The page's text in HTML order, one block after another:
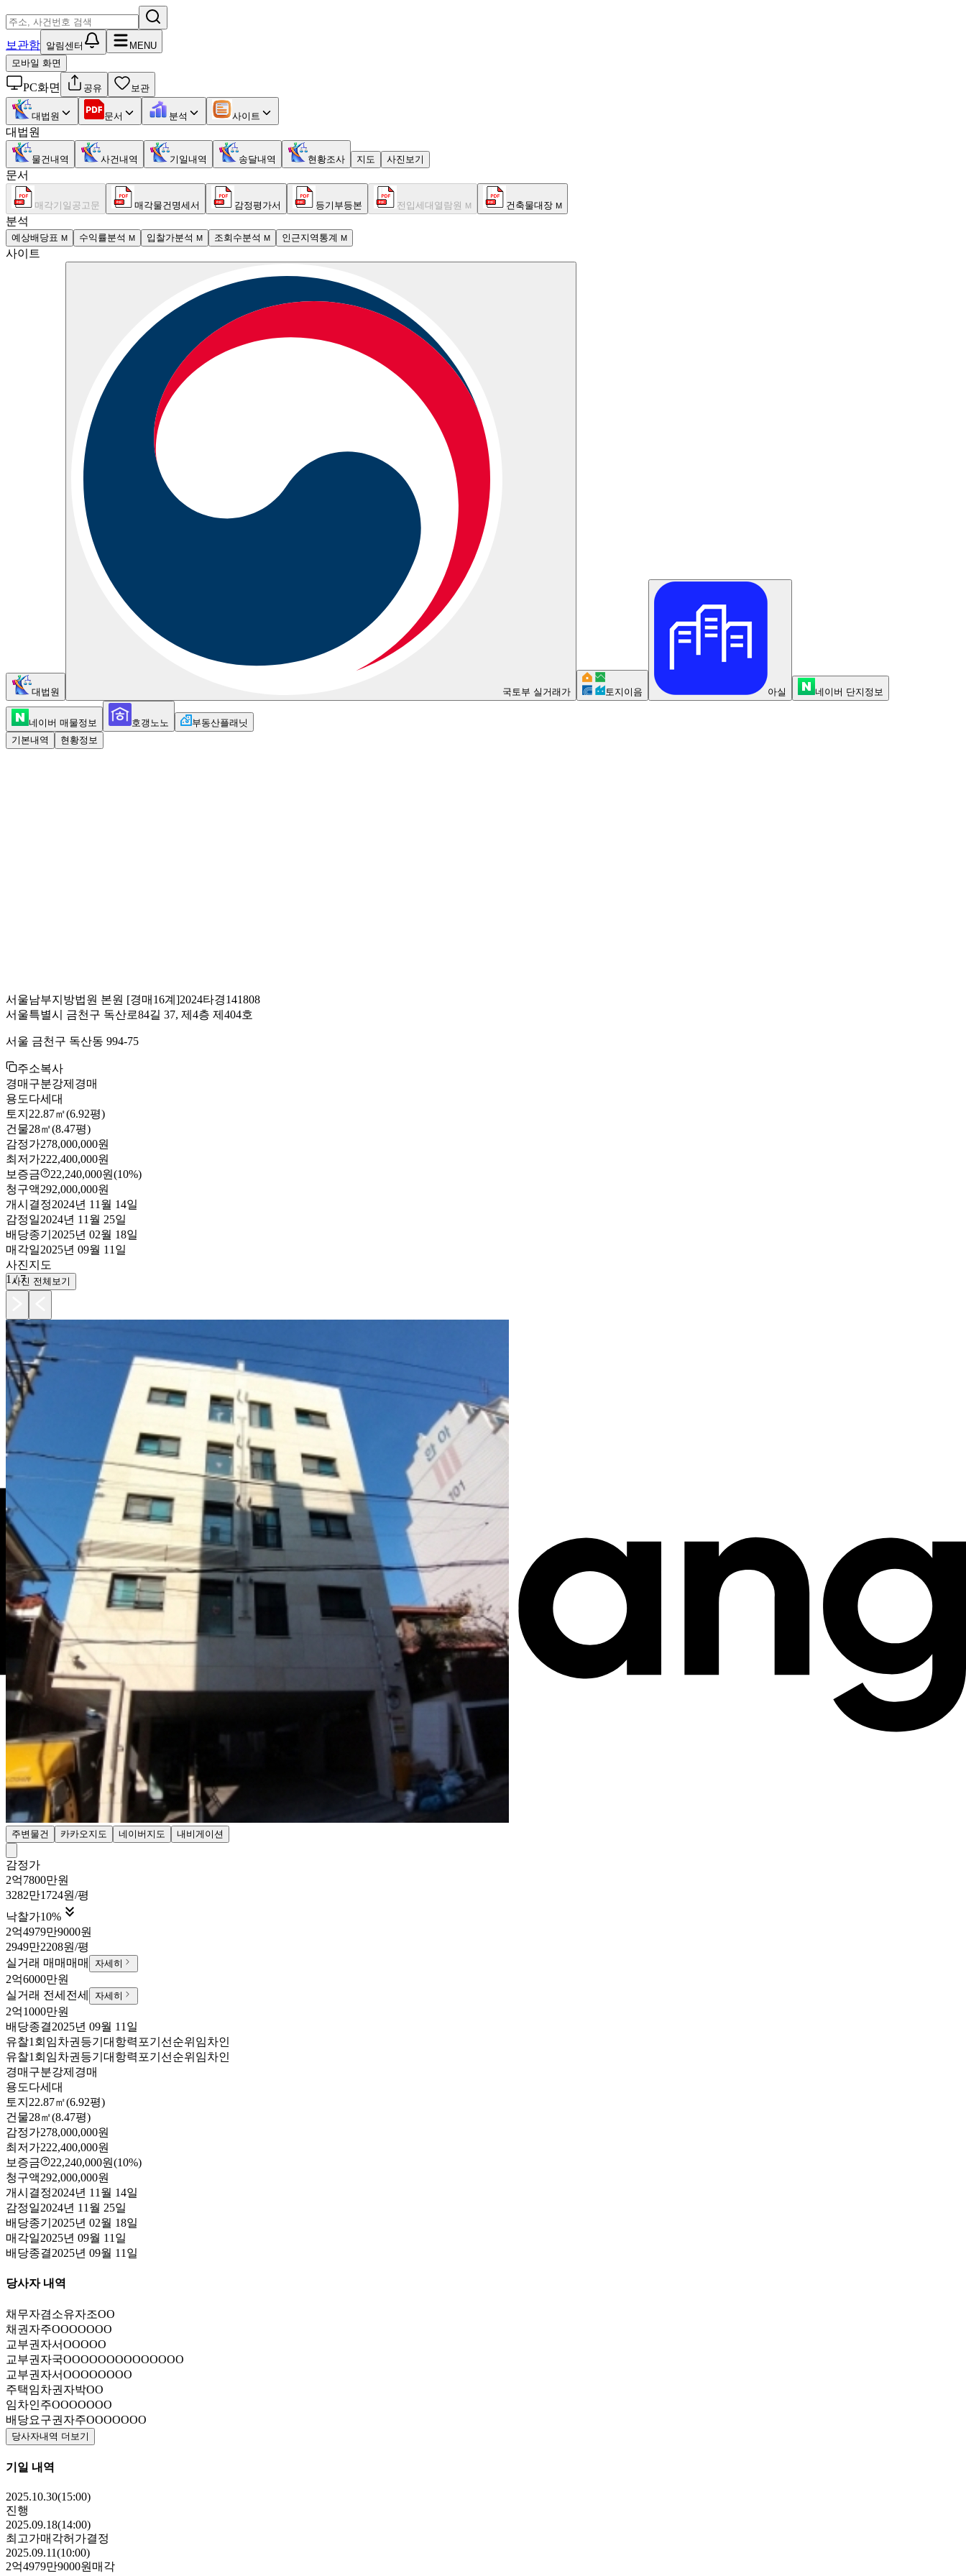
보관함 알림센터
MENU
모바일 화면
PC화면 공유 보관
대법원 문서 분석 사이트
대법원
물건내역 사건내역 기일내역 송달내역 현황조사 지도 사진보기
문서
매각기일공고문 매각물건명세서 감정평가서 등기부등본 전입세대열람원 M 건축물대장 M
분석
예상배당표 M 수익률분석 M 입찰가분석 M 조회수분석 M 인근지역통계 M
사이트
대법원 국토부 실거래가 토지이음 아실 네이버 단지정보
네이버 매물정보 호갱노노
부동산플래닛
기본내역
현황정보
서울남부지방법원 본원 [경매16계]2024타경141808
서울특별시 금천구 독산로84길 37, 제4층 제404호
서울 금천구 독산동 994-75
주소복사
경매구분강제경매
용도다세대
토지 22.87㎡(6.92평)
건물28㎡(8.47평)
감정가278,000,000원
최저가222,400,000원
보증금
22,240,000원(10%)
청구액292,000,000원
개시결정2024년 11월 14일
감정일2024년 11월 25일
배당종기 2025년 02월 18일
매각일2025년 09월 11일
사진지도
1 /7
사진 전체보기
주변물건 카카오지도 네이버지도 내비게이션
감정가
2억7800만원
3282만1724원/평
낙찰가10% 
2억4979만9000원
2949만2208원/평
실거래 매매 매매 자세히
2억6000만원
실거래 전세 전세 자세히
2억1000만원
배당종결2025년 09월 11일
유찰1회 임차권등기 대항력포기 선순위임차인
유찰1회 임차권등기 대항력포기 선순위임차인
경매구분강제경매
용도다세대
토지 22.87㎡(6.92평)
건물28㎡(8.47평)
감정가278,000,000원
최저가222,400,000원
보증금
22,240,000원(10%)
청구액292,000,000원
개시결정2024년 11월 14일
감정일2024년 11월 25일
배당종기 2025년 02월 18일
매각일2025년 09월 11일
배당종결2025년 09월 11일
당사자 내역
채무자겸소유자조OO
채권자주OOOOOOO
교부권자서OOOOO
교부권자국OOOOOOOOOOOOOO
교부권자서OOOOOOOO
주택임차권자박OO
임차인주OOOOOOO
배당요구권자주OOOOOOO
당사자내역 더보기
기일 내역
2025.10.30(15:00)
진행
2025.09.18(14:00)
최고가매각허가결정
2025.09.11(10:00)
2억4979만9000원 매각